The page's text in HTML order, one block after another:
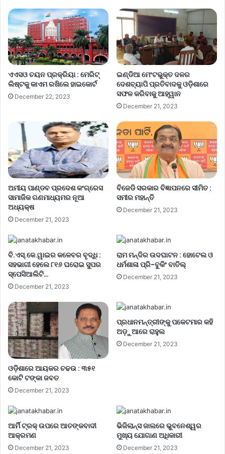
ଏଏସଓ ଚୟନ ପ୍ରକ୍ରିୟା : ମେରିଟ୍
ଲିଷ୍ଟକୁ କାଏମ ରଖିଲେ ହାଇକୋର୍ଟ
December 22, 2023
ଇଣ୍ଡିଆ ମେଂଟଭୁକ୍ତ ଦଳର
ଦେଶବ୍ୟାପି ପ୍ରତିବାଦକୁ ଓଡ଼ିଶାରେ
ସଫଳ କରିବାକୁ ଆହ୍ୱାନ
December 21, 2023
ଅମୀୟ ପାଣ୍ଡବ ପ୍ରଦେଶ କଂଗ୍ରେସ
ସାମାଜିକ ଗଣମାଧ୍ୟମର ନୂଆ
ଅଧ୍ୟକ୍ଷ
December 21, 2023
ବିଜେଡି ସରକାର ବିଜ୍ଞାପନରେ ସୀମିତ :
ସମୀର ମହାନ୍ତି
December 21, 2023
ବି.ଏସ୍.କେ.ୱାଇର କଳେବର ବୃଦ୍ଧି :
ସହଭାଗୀ ହେଲେ ୮୧୬ ଘରୋଇ ସୁପର
ସ୍ପେସିଆଲିଟି…
December 21, 2023
ରାମ ମନ୍ଦିର ଉଦଘାଟନ : ହୋଟେଲ ଓ
ଧର୍ମଶାଳା ପ୍ରି-ବୁକିଂ ବାତିଲ୍
December 21, 2023
ଓଡ଼ିଶାରେ ଆୟକର ଚଢଉ : ୩୫୧
କୋଟି ଟଙ୍କା ଜବତ
December 21, 2023
ପ୍ରଧାନମନ୍ତ୍ରୀଙ୍କୁ ପକେଟମାର କହି
ଅଡ଼ୁଆରେ ରାହୁଲ
December 21, 2023
ଆର୍ମି ଟ୍ରକ୍ ଉପରେ ଆତଙ୍କବାଦୀ
ଆକ୍ରମଣ
December 21, 2023
ଭିଜିଲାନ୍ସ ଜାଲରେ ଭୁବନେଶ୍ୱର
ମୁଖ୍ୟ ଯୋଗାଣ ଅଧିକାରୀ
December 21, 2023